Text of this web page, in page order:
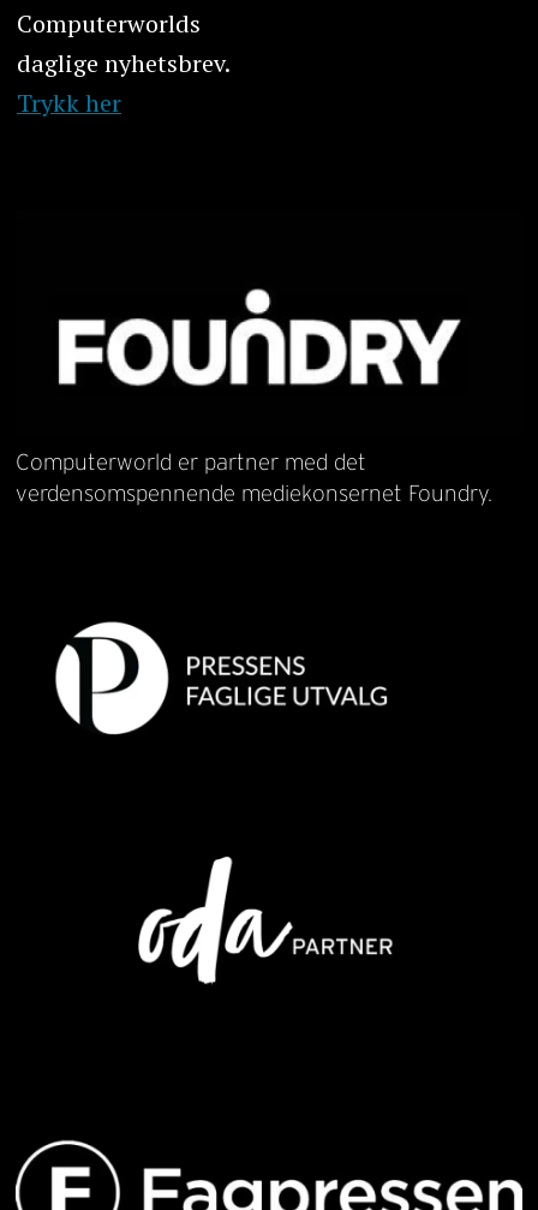
Computerworlds
daglige nyhetsbrev.
Trykk her
Computerworld er partner med det
verdensomspennende mediekonsernet Foundry.